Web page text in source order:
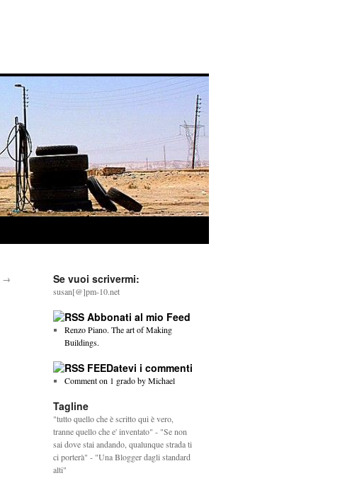
→ Se vuoi scrivermi:
susan[@]pm-10.net
Abbonati al mio Feed
Renzo Piano. The art of Making
Buildings.
FEEDatevi i commenti
Comment on 1 grado by Michael
Tagline
"tutto quello che è scritto qui è vero,
tranne quello che e' inventato" - "Se non
sai dove stai andando, qualunque strada ti
ci porterà" - "Una Blogger dagli standard
alti"